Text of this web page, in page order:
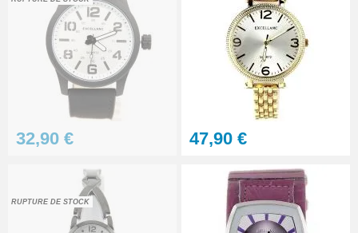
Lot 2 barres de fixation pas cher
pour montre 24 mm
1,90 €
Pince antistatique montre pas
32,90 € 47,90 €
RUPTURE DE STOCK